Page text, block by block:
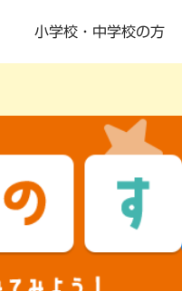
小学校・中学校の方
地図掛図・常掲用地図